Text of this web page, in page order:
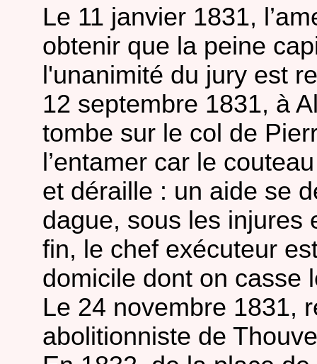
Le 11 janvier 1831,
obtenir que la peine
l'unanimité du jury est
12 septembre 1831, à
tombe sur le col de
l’entamer car le
et déraille : un aide se
dague, sous les injures
fin, le chef exécuteur
domicile dont on casse
Le 24 novembre 1831,
abolitionniste de